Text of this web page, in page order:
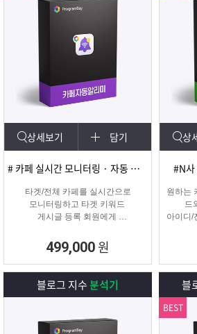
상세보기 담기
# 카페 실시간 모니터링 · 자동 쪽지/메일발송
타겟/전체 카페를 실시간으로
모니터링하고 타겟 키워드
게시글 등록 회원에게
프로그램
499,000 원
상
#N사
원하는
드
아이디/
실질적
블로그 지수분석기 블
BEST